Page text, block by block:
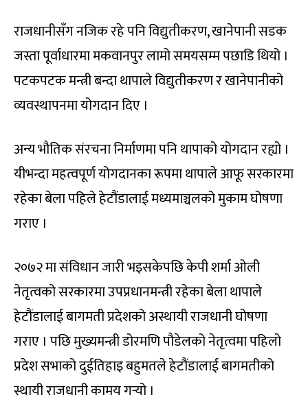
राजधानीसँग नजिक रहे पनि विद्युतीकरण, खानेपानी सडक
जस्ता पूर्वाधारमा मकवानपुर लामो समयसम्म पछाडि थियो ।
पटकपटक मन्त्री बन्दा थापाले विद्युतीकरण र खानेपानीको
व्यवस्थापनमा योगदान दिए ।
अन्य भौतिक संरचना निर्माणमा पनि थापाको योगदान रह्यो ।
यीभन्दा महत्वपूर्ण योगदानका रूपमा थापाले आफू सरकारमा
रहेका बेला पहिले हेटौंडालाई मध्यमाञ्चलको मुकाम घोषणा
गराए ।
२०७२ मा संविधान जारी भइसकेपछि केपी शर्मा ओली
नेतृत्वको सरकारमा उपप्रधानमन्त्री रहेका बेला थापाले
हेटौंडालाई बागमती प्रदेशको अस्थायी राजधानी घोषणा
गराए । पछि मुख्यमन्त्री डोरमणि पौडेलको नेतृत्वमा पहिलो
प्रदेश सभाको दुईतिहाइ बहुमतले हेटौंडालाई बागमतीको
स्थायी राजधानी कामय गर्‍यो ।